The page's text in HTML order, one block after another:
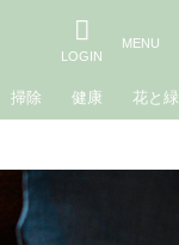
掃除 健康 花と緑